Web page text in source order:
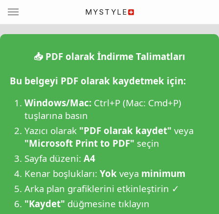
MYSTYLE
📥 PDF olarak İndirme Talimatları
Bu belgeyi PDF olarak kaydetmek için:
Windows/Mac: Ctrl+P (Mac: Cmd+P)
tuşlarına basın
Yazıcı olarak "PDF olarak kaydet" veya
"Microsoft Print to PDF" seçin
Sayfa düzeni: A4
Kenar boşlukları: Yok veya minimum
Arka plan grafiklerini etkinleştirin ✓
"Kaydet" düğmesine tıklayın